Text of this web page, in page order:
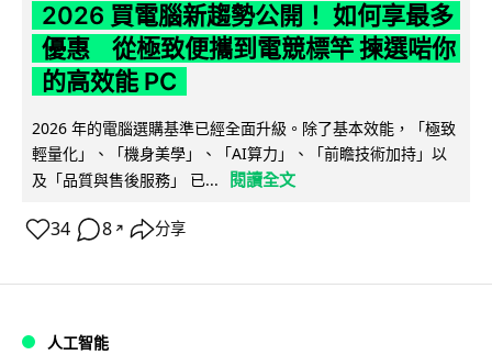
2026 買電腦新趨勢公開！ 如何享最多
優惠 從極致便攜到電競標竿 揀選啱你
的高效能 PC
2026 年的電腦選購基準已經全面升級。除了基本效能，「極致
輕量化」、「機身美學」、「AI算力」、「前瞻技術加持」以
及「品質與售後服務」 已...
閱讀全文
34 8 ↗ 分享
人工智能